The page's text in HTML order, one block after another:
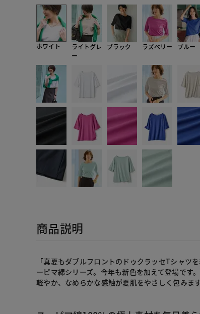
ホワイト
ライトグレ
ー
ブラック ラズベリー ブルー
商品説明
「真夏もダブルフロントのドゥクラッセTシャツ
ーピマ綿シリーズ。今年も新色を加えて登場です
軽やか、なめらかな感触が夏肌をやさしく包みます